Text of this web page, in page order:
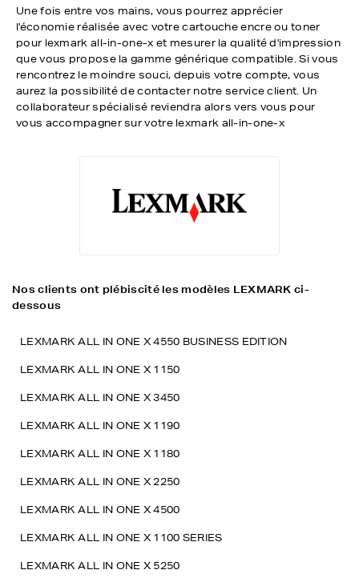
Une fois entre vos mains, vous pourrez apprécier
l'économie réalisée avec votre cartouche encre ou toner
pour lexmark all-in-one-x et mesurer la qualité d'impression
que vous propose la gamme générique compatible. Si vous
rencontrez le moindre souci, depuis votre compte, vous
aurez la possibilité de contacter notre service client. Un
collaborateur spécialisé reviendra alors vers vous pour
vous accompagner sur votre lexmark all-in-one-x
Nos clients ont plébiscité les modèles LEXMARK ci-
dessous
LEXMARK ALL IN ONE X 4550 BUSINESS EDITION
LEXMARK ALL IN ONE X 1150
LEXMARK ALL IN ONE X 3450
LEXMARK ALL IN ONE X 1190
LEXMARK ALL IN ONE X 1180
LEXMARK ALL IN ONE X 2250
LEXMARK ALL IN ONE X 4500
LEXMARK ALL IN ONE X 1100 SERIES
LEXMARK ALL IN ONE X 5250